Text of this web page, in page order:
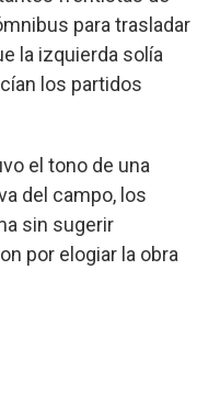
para trasladar
la izquierda solía
los partidos
el tono de una
del campo, los
sin sugerir
por elogiar la obra